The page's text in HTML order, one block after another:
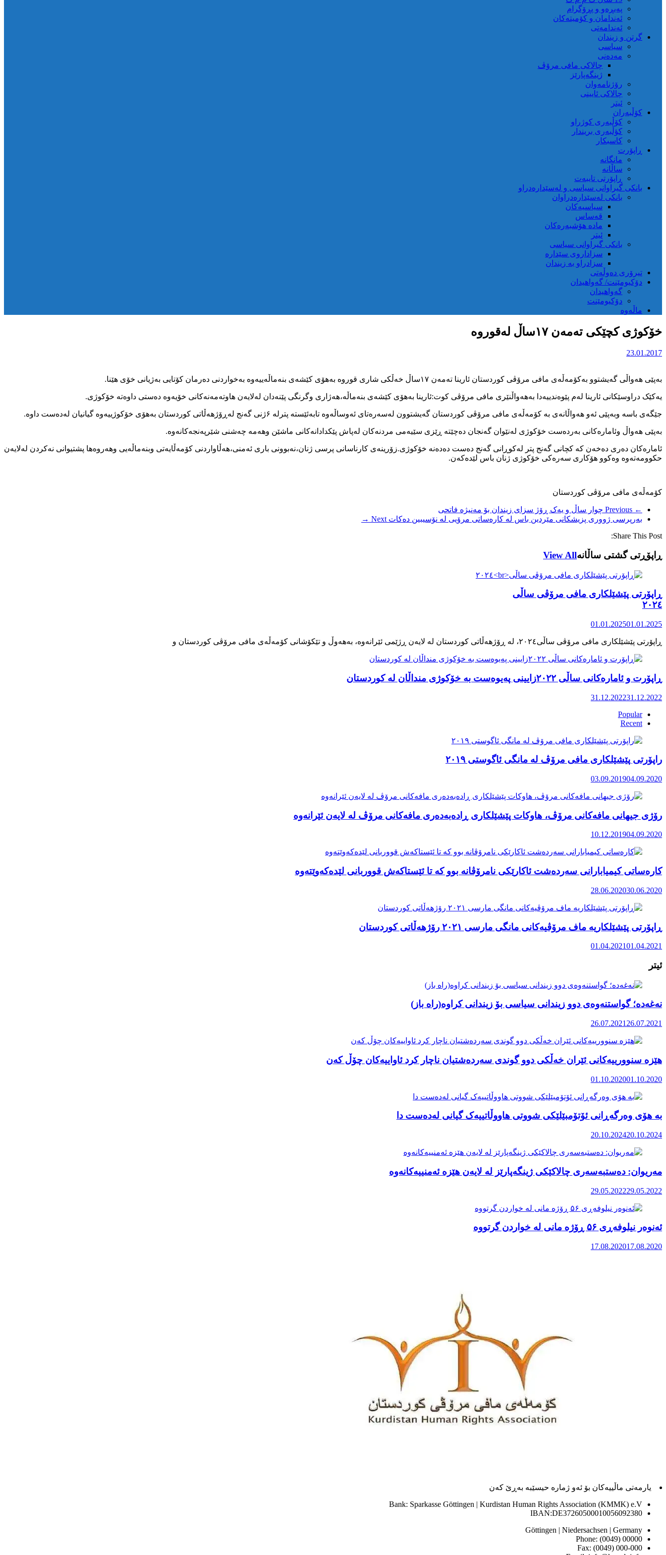
پەیڕەو و پڕۆگرام
ئەندامان و کۆمیتەکان
ئەندامەتی
گرتن و زیندان
سیاسی
مەدەنی
چالاکی مافی مرۆڤ
ژینگەپارێز
رۆژنامەوان
چالاکی ئایینی
ئیتر
کۆڵبەران
کۆڵبەری کوژراو
کؤڵبەری بریندار
کاسبکار
ڕاپۆرت
مانگانە
ساڵانە
ڕاپۆرتی تایبەت
بانکی گیراوانی سیاسی و لەسێدارەدراو
بانکی لەسێدارەدراوان
سیاسیەکان
قەساس
مادە هۆشبەرەکان
ئیتر
بانکی گیراوانی سیاسی
سزاداروی سێدارە
سزادراو بە زیندان
تیرۆری دەوڵەتی
دۆکیومێنت/ گەواهیدان
گەواهیدان
دۆکیومێنت
ماڵەوە
خۆکوژی کچێکی تەمەن ۱۷ساڵ لەقوروە
23.01.2017
بەپێی هەواڵی گەیشتوو بەکۆمەڵەی مافی مرۆڤی کوردستان ئارینا تەمەن ۱۷ساڵ خەڵکی شاری قوروە بەهۆی کێشەی بنەماڵەییەوە بەخواردنی دەرمان کۆتایی بەژیانی خۆی هێنا.
یەکێک دراوسێکانی ئارینا لەم پێوەندییەدا بەهەواڵنێری مافی مرۆڤی کوت:ئارینا بەهۆی کێشەی بنەماڵە،هەژاری وگرنگی پێنەدان لەلایەن هاوتەمەنەکانی خۆیەوە دەستی داوەتە خۆکوژی.
جێگەی باسە وبەپێی ئەو هەواڵانەی بە کۆمەڵەی مافی مرۆڤی کوردستان گەیشتوون لەسەرەتای ئەوساڵەوە تابەئێستە پترلە ۶ژنی گەنج لەڕۆژهەڵاتی کوردستان بەهۆی خۆکوژییەوە گیانیان لەدەست داوە.
بەپێی هەواڵ وئامارەکانی بەردەست خۆکوژی لەنێوان گەنجان دەچێتە ڕێزی سێیەمی مردنەکان لەپاش پێکدادانەکانی ماشێن وهەمە چەشنی شێرپەنجەکانەوە.
ئامارەکان دەری دەخەن کە کچانی گەنج پتر لەکوڕانی گەنج دەست دەدەنە خۆکوژی.زۆرینەی کارناسانی پرسی ژنان،نەبوونی باری ئەمنی،هەڵاواردنی کۆمەڵایەتی وبنەماڵەیی وهەروەها پشتیوانی نەکردن لەلایەن
حکوومەتەوە وەکوو هۆکاری سەرەکی خۆکوژی ژنان باس لێدەکەن.
کۆمەڵەی مافی مرۆڤی کوردستان
← Previous
چوار ساڵ و یەک ڕۆژ سزای زیندان بۆ مەنیژە فاتحی
بەرپرسی ژووری پزیشکانی مێردین باس لە کارەساتی مرۆیی لە نۆسیبین دەکات Next →
Share This Post:
ڕاپۆڕتی گشتی ساڵانهView All
ڕاپۆرتی پێشێلکاری مافی مرۆڤی ساڵی
٢٠٢٤
01.01.202501.01.2025
ڕاپۆرت و ئامارەکانی ساڵی ٢٠٢٢زایینی پەیوەست بە خۆکوژی منداڵان لە کوردستان
31.12.202231.12.2022
Popular
Recent
راپۆرتی پێشێلكاری مافی مرۆڤ له‌ مانگی ئاگوستی ٢٠١٩
03.09.201904.09.2020
رۆژی جیهانی مافەکانی مرۆڤ، هاوکات پێشێلکاری ڕادەبەدەری مافەکانی مرۆڤ لە لایەن ئێرانەوە
10.12.201904.09.2020
کارەساتی کیمیابارانی سەردەشت ئاکارێکی نامرۆڤانە بوو کە تا ئێستاکەش قووربانی لێدەکەوێتەوە
28.06.202030.06.2020
ڕاپۆرتی پێشێلکاریە ماف مرۆڤیەکانی مانگی مارسی ٢٠٢١ رۆژهەڵاتی کوردستان
01.04.202101.04.2021
ئیتر
نەغەدە؛ گواستنەوەی دوو زیندانی سیاسی بۆ زیندانی کراوە(راە باز)
26.07.2021 26.07.2021
هێزە سنوورییەکانی ئێران خەڵکی دوو گوندی سەردەشتیان ناچار کرد ئاواییەکان چۆڵ کەن
01.10.202001.10.2020
بە هۆی وەرگەڕانی ئۆتۆمبێلێکی شووتی هاووڵاتییەک گیانی لەدەست دا
20.10.202420.10.2024
مەریوان: دەستبەسەری چالاکێکی ژینگەپارێز لە لایەن هێزە ئەمنییەکانەوە
29.05.202229.05.2022
ئەنوەر نیلوفەڕی ۵۶ ڕۆژە مانی لە خواردن گرتووە
17.08.202017.08.2020
یارمەتی ماڵییەکان بۆ ئەو ژماره حیسێبە بەڕێ کەن
Bank: Sparkasse Göttingen | Kurdistan Human Rights Association (KMMK) e.V
IBAN:DE37260500010056092380
Göttingen | Niedersachsen | Germany
Phone: (0049) 00000
Fax: (0049) 000-000